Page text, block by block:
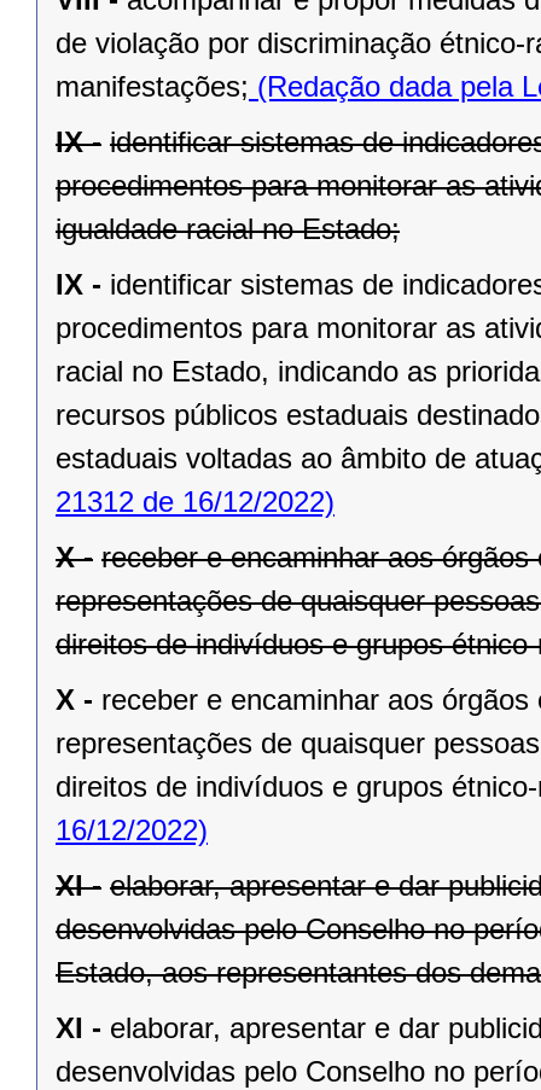
de violação por discriminação
manifestações; (Redação dada pela
IX - identificar sistemas de
procedimentos para monitorar as
igualdade racial no Estado;
IX - identificar sistemas de
procedimentos para monitorar as
racial no Estado, indicando as
recursos públicos estaduais
estaduais voltadas ao âmbito de
21312 de 16/12/2022)
X - receber e encaminhar aos
representações de quaisquer
direitos de indivíduos e grupos
X - receber e encaminhar aos
representações de quaisquer
direitos de indivíduos e grupos
16/12/2022)
XI - elaborar, apresentar e dar
desenvolvidas pelo Conselho no
Estado, aos representantes dos
XI - elaborar, apresentar e dar
desenvolvidas pelo Conselho no